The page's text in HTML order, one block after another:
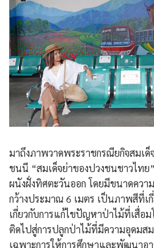
มาถึงภาพวาดพระราชกรณียกิจสมเ
ชนนี “สมเด็จย่าของปวงชนชาวไท
ผนังฝั่งทิศตะวันออก โดยมีขนาดคว
กว้างประมาณ 6 เมตร เป็นภาพสีที่เ
เกี่ยวกับการแก้ไขปัญหาป่าไม้ที่เสื่อ
ติดไปสู่การปลูกป่าไม้ที่มีความอุดม
เฉพาะการให้การศึกษาและพัฒนาอ